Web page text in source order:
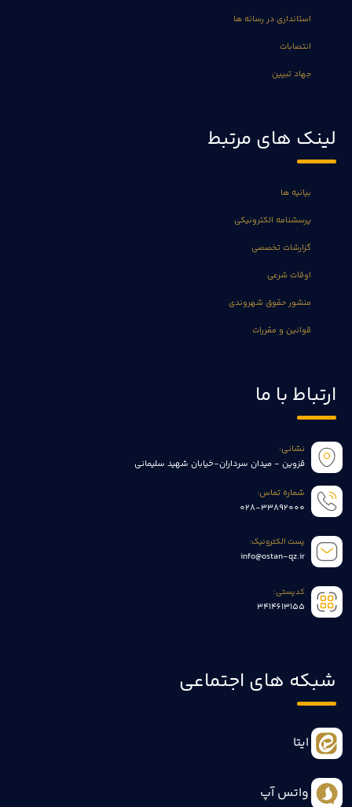
استانداری در رسانه ها
انتصابات
جهاد تبیین
لینک های مرتبط
بیانیه ها
پرسشنامه الکترونیکی
گزارشات تخصصی
اوقات شرعی
منشور حقوق شهروندی
قوانین و مقررات
ارتباط با ما
نشانی:
قزوین - میدان سرداران-خیابان شهید سلیمانی
شماره تماس:
028-33892000
پست الکترونیک:
info@ostan-qz.ir
کدپستی:
3414613155
شبکه های اجتماعی
ایتا
واتس آپ